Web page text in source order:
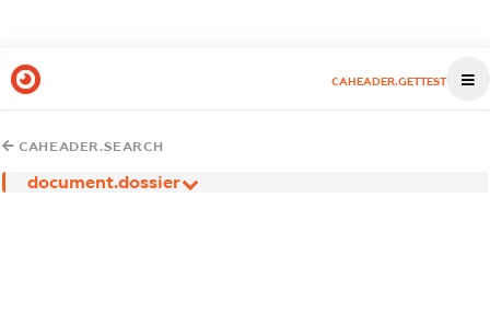
CAHEADER.GETTEST
CAHEADER.SEARCH
document.dossier